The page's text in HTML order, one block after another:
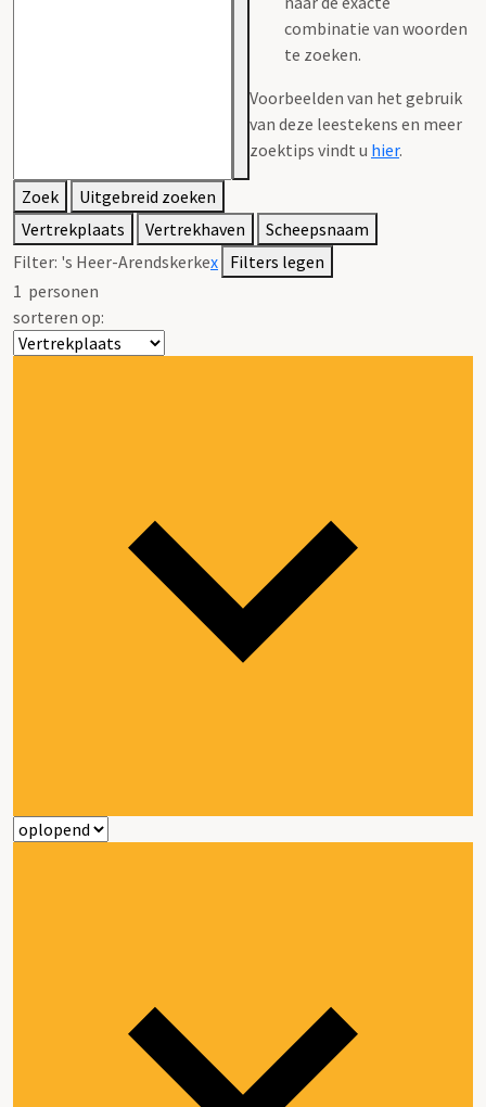
combinatie van woorden
te zoeken.
Voorbeelden van het gebruik
van deze leestekens en meer
zoektips vindt u hier.
Zoek
Uitgebreid zoeken
Vertrekplaats
Vertrekhaven
Scheepsnaam
Filter: 's Heer-Arendskerkex Filters legen
1 personen
sorteren op: